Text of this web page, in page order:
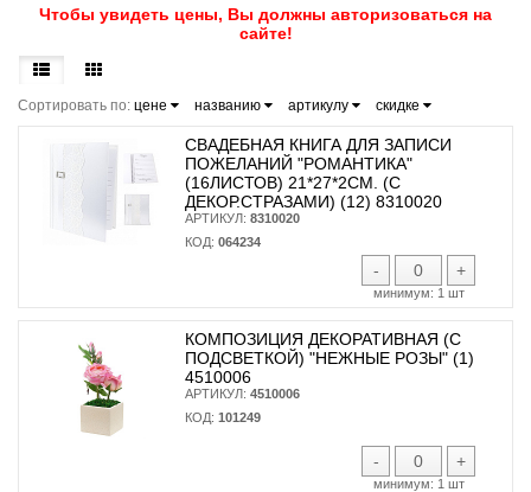
Чтобы увидеть цены, Вы должны авторизоваться на
сайте!
Сортировать по: цене названию артикулу скидке
СВАДЕБНАЯ КНИГА ДЛЯ ЗАПИСИ
ПОЖЕЛАНИЙ "РОМАНТИКА"
(16ЛИСТОВ) 21*27*2СМ. (С
ДЕКОР.СТРАЗАМИ) (12) 8310020
АРТИКУЛ: 8310020
КОД: 064234
- +
минимум: 1 шт
КОМПОЗИЦИЯ ДЕКОРАТИВНАЯ (С
ПОДСВЕТКОЙ) "НЕЖНЫЕ РОЗЫ" (1)
4510006
АРТИКУЛ: 4510006
КОД: 101249
- +
минимум: 1 шт